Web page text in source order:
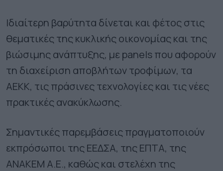
Ιδιαίτερη βαρύτητα δίνεται και φέτος στις
θεματικές της κυκλικής οικονομίας και της
βιώσιμης ανάπτυξης, με panels που αφορούν
τη διαχείριση αποβλήτων τροφίμων, τα
ΑΕΚΚ, τις πράσινες τεχνολογίες και τις νέες
πρακτικές ανακύκλωσης.
Σημαντικές παρεμβάσεις πραγματοποιούν
εκπρόσωποι της ΕΕΔΣΑ, της ΕΠΤΑ, της
ΑΝΑΚΕΜ Α.Ε., καθώς και στελέχη της